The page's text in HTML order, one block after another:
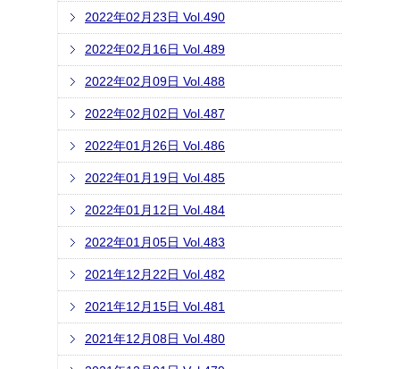
2022年02月23日 Vol.490
2022年02月16日 Vol.489
2022年02月09日 Vol.488
2022年02月02日 Vol.487
2022年01月26日 Vol.486
2022年01月19日 Vol.485
2022年01月12日 Vol.484
2022年01月05日 Vol.483
2021年12月22日 Vol.482
2021年12月15日 Vol.481
2021年12月08日 Vol.480